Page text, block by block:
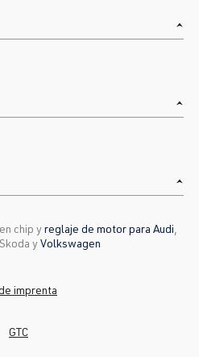
chip yreglaje de motor para Audi
yVolkswagen
imprenta
GTC